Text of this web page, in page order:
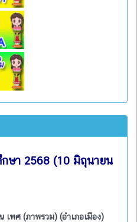
กษา 2568 (10 มิถุนายน
เพศ (ภาพรวม) (อำเภอเมือง)